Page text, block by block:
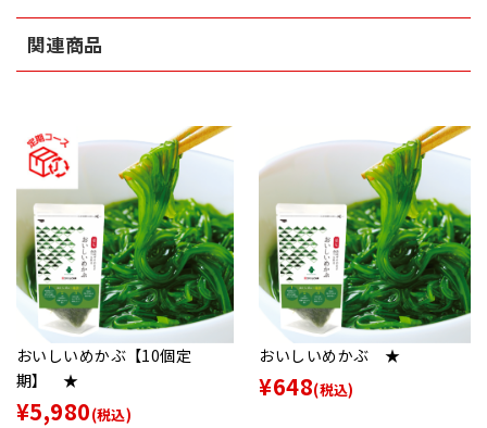
関連商品
おいしいめかぶ【10個定
期】 ★
¥5,980(税込)
おいしいめかぶ ★
¥648(税込)